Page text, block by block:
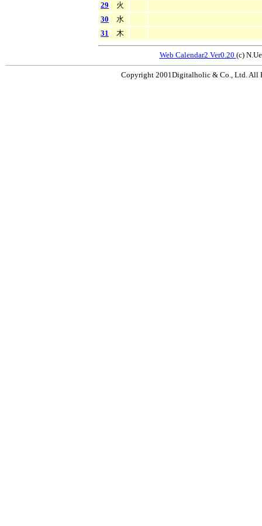
29
火
30
水
31
木
Web Calendar2 Ver0.20 (c)
Copyright 2001Digitalholic & Co., Ltd. All